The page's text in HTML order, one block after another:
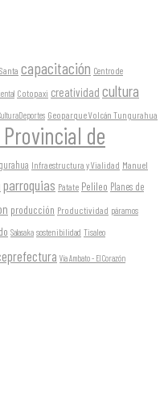
capacitación Centro de
Cotopaxi creatividad cultura
Geoparque Volcán Tungurahua
de
Infraestructura y Vialidad Manuel
parroquias Patate Pelileo Planes de
producción Productividad páramos
Salasaka sostenibilidad Tisaleo
Vía Ambato - El Corazón